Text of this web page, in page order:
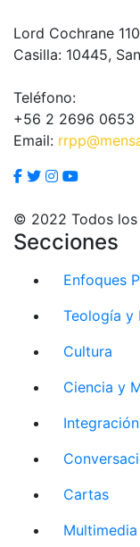
Lord Cochrane
Casilla: 10445,
Teléfono:
+56 2 2696 0653
Email:
© 2022 Todos los
Secciones
Enfoques
Teología y
Cultura
Ciencia y
Cartas
Multimedia